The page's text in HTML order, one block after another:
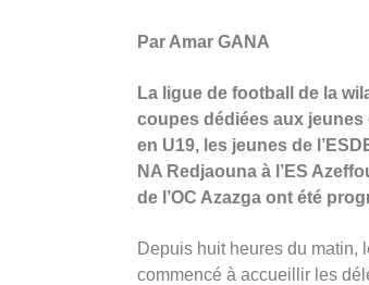
Par Amar GANA
La ligue de football de la
coupes dédiées aux
en U19, les jeunes de
NA Redjaouna à l’ES
de l’OC Azazga ont été
Depuis huit heures du matin,
commencé à accueillir les